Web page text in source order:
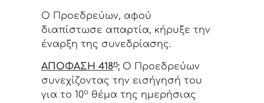
Ο Προεδρεύων, αφού
διαπίστωσε απαρτία, κήρυξε την
έναρξη της συνεδρίασης.
ΑΠΟΦΑΣΗ 418η: Ο Προεδρεύων
συνεχίζοντας την εισήγησή του
για το 10ο θέμα της ημερήσιας